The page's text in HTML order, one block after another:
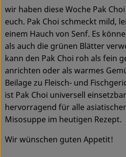
Ökokisten
Obst & Gemüse
Kühltheke
Backwaren
Haltbares
Getränke
Drogerie
wir haben diese Woche Pak
euch. Pak Choi schmeckt mild,
einem Hauch von Senf. Es
als auch die grünen Blätter
kann den Pak Choi roh als fein
anrichten oder als warmes
Beilage zu Fleisch- und
ist Pak Choi universell
hervorragend für alle
Misosuppe im heutigen Rezept.
Wir wünschen guten Appetit!